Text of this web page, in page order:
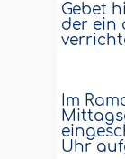
Gebet
der ein
Im
Uhr